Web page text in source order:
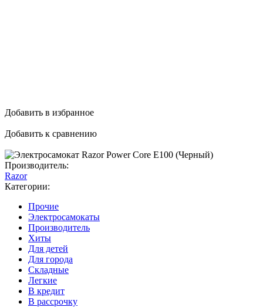
Добавить в избранное
Добавить к сравнению
Производитель:
Razor
Категории:
Прочие
Электросамокаты
Производитель
Хиты
Для детей
Для города
Складные
Легкие
В кредит
В рассрочку